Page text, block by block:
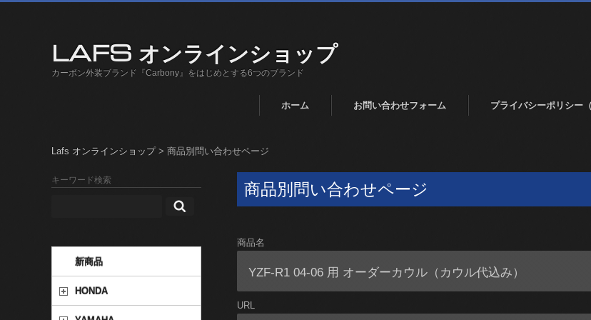
LAFS オンラインショップ
カーボン外装ブランド『Carbony』をはじめとする6つのブランド
ホーム お問い合わせフォーム プライバシーポリシー
Lafs オンラインショップ> 商品別問い合わせページ
商品別問い合わせページ
商品名
URL
キーワード検索
新商品
HONDA